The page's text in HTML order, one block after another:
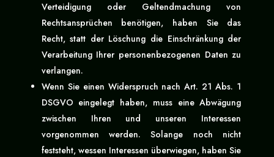
Verteidigung oder Geltendmachung von
Rechtsansprüchen benötigen, haben Sie das
Recht, statt der Löschung die Einschränkung der
Verarbeitung Ihrer personenbezogenen Daten zu
verlangen.
Wenn Sie einen Widerspruch nach Art. 21 Abs. 1
DSGVO eingelegt haben, muss eine Abwägung
zwischen Ihren und unseren Interessen
vorgenommen werden. Solange noch nicht
feststeht, wessen Interessen überwiegen, haben Sie